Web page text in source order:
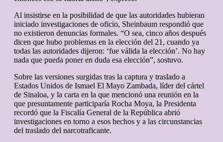
Al insistirse en la posibilidad de que las autoridades hubieran
iniciado investigaciones de oficio, Sheinbaum respondió que
no existieron denuncias formales. “O sea, cinco años después
dicen que hubo problemas en la elección del 21, cuando ya
todas las autoridades dijeron: ‘fue válida la elección’. No hay
nada que pueda poner en duda esa elección”, sostuvo.
Sobre las versiones surgidas tras la captura y traslado a
Estados Unidos de Ismael El Mayo Zambada, líder del cártel
de Sinaloa, y la carta en la que mencionó una reunión en la
que presuntamente participaría Rocha Moya, la Presidenta
recordó que la Fiscalía General de la República abrió
investigaciones en torno a esos hechos y a las circunstancias
del traslado del narcotraficante.